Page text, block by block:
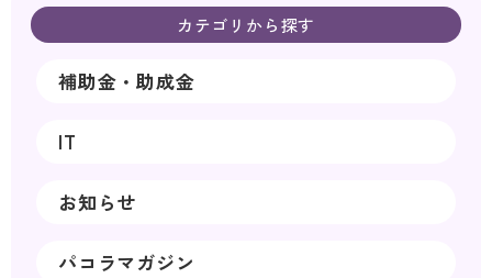
カテゴリから探す
補助金・助成金
IT
お知らせ
パコラマガジン